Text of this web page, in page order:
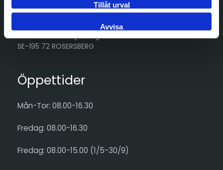
Tillåt urval
Avvisa
Adress
Göran Hammarsjös väg 15
SE-195 72 ROSERSBERG
Öppettider
Mån-Tor: 08.00-16.30
Fredag: 08.00-16.30
Fredag: 08.00-15.00 (1/5-30/9)